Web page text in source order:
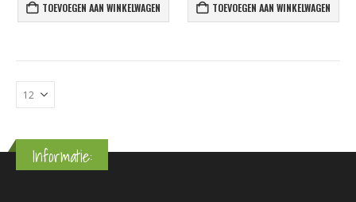
TOEVOEGEN AAN WINKELWAGEN TOEVOEGEN AAN WINKELWAGEN
Informatie: